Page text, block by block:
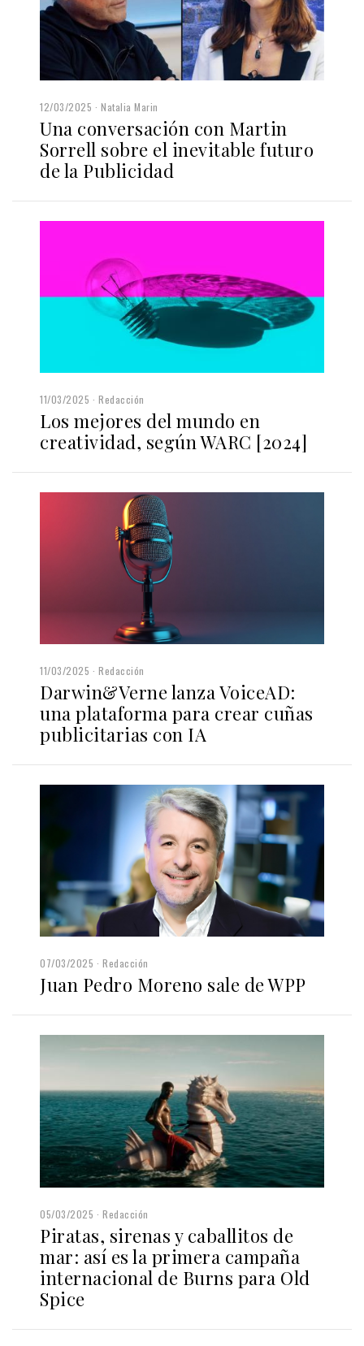
12/03/2025 Natalia Marin
Una conversación con Martin
Sorrell sobre el inevitable futuro
de la Publicidad
11/03/2025 Redacción
Los mejores del mundo en
creatividad, según WARC [2024]
11/03/2025 Redacción
Darwin&Verne lanza VoiceAD:
una plataforma para crear cuñas
publicitarias con IA
07/03/2025 Redacción
Juan Pedro Moreno sale de WPP
05/03/2025 Redacción
Piratas, sirenas y caballitos de
mar: así es la primera campaña
internacional de Burns para Old
Spice